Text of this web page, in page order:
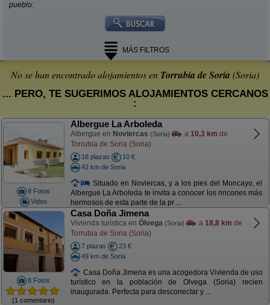
pueblo:
MÁS FILTROS
No se han encontrado alojamientos en Torrubia de Soria (Soria)
... PERO, TE SUGERIMOS ALOJAMIENTOS CERCANOS
:
8 Fotos
Video
Albergue La Arboleda
Albergue en Noviercas (Soria) a 10,3 km de
Torrubia de Soria (Soria)
18 plazas
10 €
42 km de Soria
Situado en Noviercas, y a los pies del Moncayo, el
Albergue La Arboleda te invita a conocer los rincones más
hermosos de esta parte de la pr ...
8 Fotos
(1 comentario)
Casa Doña Jimena
Vivienda turística en Ólvega (Soria) a 18,8 km de
Torrubia de Soria (Soria)
7 plazas
23 €
49 km de Soria
Casa Doña Jimena es una acogedora Vivienda de uso
turístico en la población de Olvega (Soria) recien
inaugurada. Perfecta para desconectar y ...